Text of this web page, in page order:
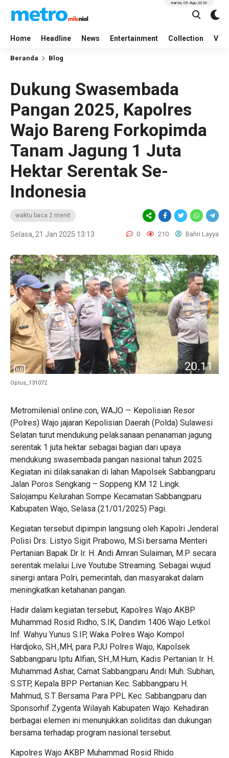
Home Headline News Entertainment Collection
Kamis, 06 Agu 2026
Beranda Blog
Dukung Swasembada
Pangan 2025, Kapolres
Wajo Bareng Forkopimda
Tanam Jagung 1 Juta
Hektar Serentak Se-
Indonesia
waktu baca 2 menit
Selasa, 21 Jan 2025 13:13 0 210 Bahri Layya
Oplus_131072
Metromilenial online.con, WAJO — Kepolisian Resor
(Polres) Wajo jajaran Kepolisian Daerah (Polda) Sulawesi
Selatan turut mendukung pelaksanaan penanaman jagung
serentak 1 juta hektar sebagai bagian dari upaya
mendukung swasembada pangan nasional tahun 2025.
Kegiatan ini dilaksanakan di lahan Mapolsek Sabbangparu
Jalan Poros Sengkang – Soppeng KM 12 Lingk.
Salojampu Kelurahan Sompe Kecamatan Sabbangparu
Kabupaten Wajo, Selasa (21/01/2025) Pagi.
Kegiatan tersebut dipimpin langsung oleh Kapolri Jenderal
Polisi Drs. Listyo Sigit Prabowo, M.Si bersama Menteri
Pertanian Bapak Dr Ir. H. Andi Amran Sulaiman, M.P secara
serentak melalui Live Youtube Streaming. Sebagai wujud
sinergi antara Polri, pemerintah, dan masyarakat dalam
meningkatkan ketahanan pangan.
Hadir dalam kegiatan tersebut, Kapolres Wajo AKBP
Muhammad Rosid Ridho, S.IK, Dandim 1406 Wajo Letkol
Inf. Wahyu Yunus S.IP, Waka Polres Wajo Kompol
Hardjoko, SH.,MH, para PJU Polres Wajo, Kapolsek
Sabbangparu Iptu Alfian, SH.,M.Hum, Kadis Pertanian Ir. H.
Muhammad Ashar, Camat Sabbangparu Andi Muh. Subhan,
S.STP, Kepala BPP Pertanian Kec. Sabbangparu H.
Mahmud, S.T Bersama Para PPL Kec. Sabbangparu dan
Sponsorhif Zygenta Wilayah Kabupaten Wajo. Kehadiran
berbagai elemen ini menunjukkan soliditas dan dukungan
bersama terhadap program nasional tersebut.
Kapolres Wajo AKBP Muhammad Rosid Rhido